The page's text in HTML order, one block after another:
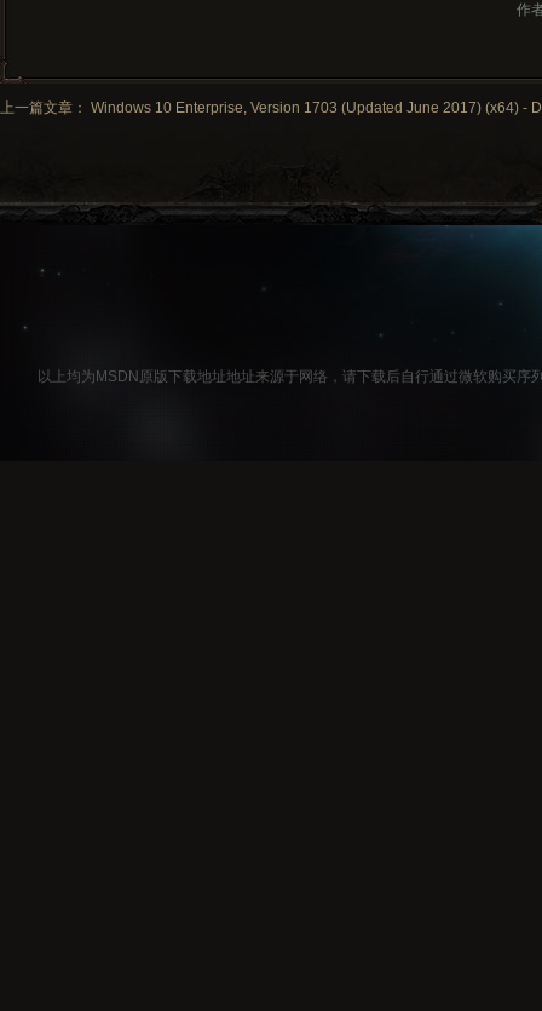
作
上一篇文章： Windows 10 Enterprise, Version 1703 (Updated June 2017) (x64) -
以上均为MSDN原版下载地址地址来源于网络，请下载后自行通过微软购买